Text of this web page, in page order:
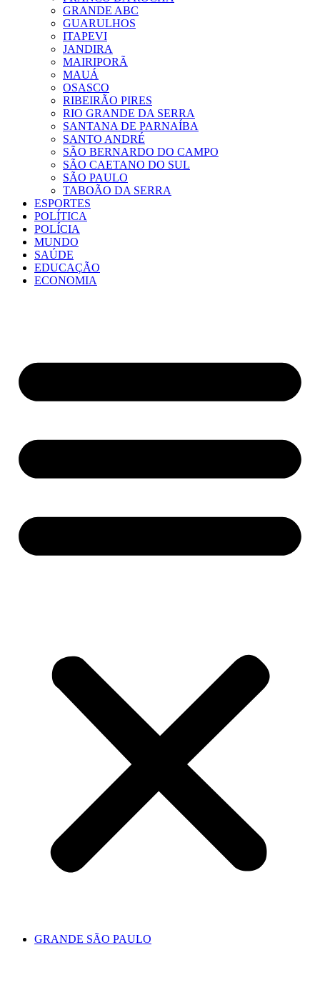
GRANDE ABC
GUARULHOS
ITAPEVI
JANDIRA
MAIRIPORÃ
MAUÁ
OSASCO
RIBEIRÃO PIRES
RIO GRANDE DA SERRA
SANTANA DE PARNAÍBA
SANTO ANDRÉ
SÃO BERNARDO DO CAMPO
SÃO CAETANO DO SUL
SÃO PAULO
TABOÃO DA SERRA
ESPORTES
POLÍTICA
POLÍCIA
MUNDO
SAÚDE
EDUCAÇÃO
ECONOMIA
GRANDE SÃO PAULO